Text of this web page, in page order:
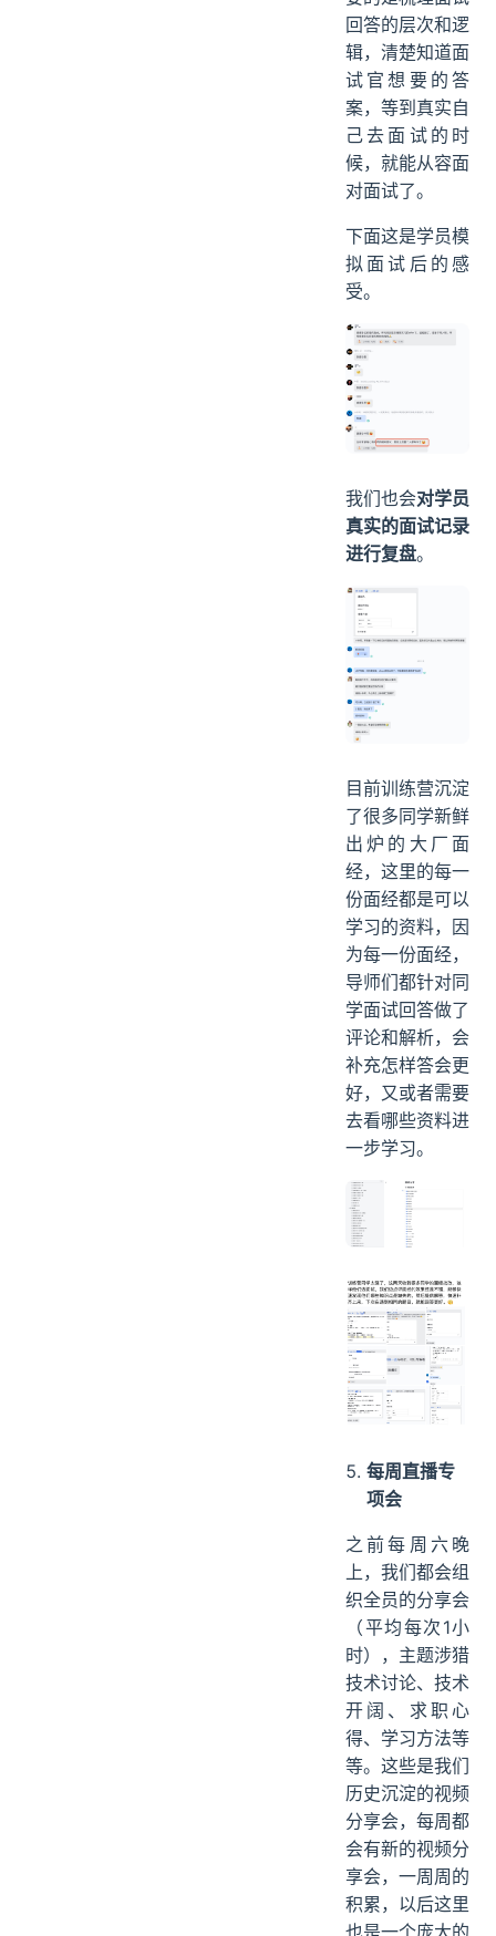
回答的层次和逻
辑，清楚知道面
试官想要的答
案，等到真实自
己去面试的时
候，就能从容面
对面试了。
下面这是学员模
拟面试后的感
受。
我们也会对学员
真实的面试记录
进行复盘。
目前训练营沉淀
了很多同学新鲜
出炉的大厂面
经，这里的每一
份面经都是可以
学习的资料，因
为每一份面经，
导师们都针对同
学面试回答做了
评论和解析，会
补充怎样答会更
好，又或者需要
去看哪些资料进
一步学习。
每周直播专
项会
之前每周六晚
上，我们都会组
织全员的分享会
（平均每次1小
时），主题涉猎
技术讨论、技术
开阔、求职心
得、学习方法等
等。这些是我们
历史沉淀的视频
分享会，每周都
会有新的视频分
享会，一周周的
积累，以后这里
也是一个庞大的